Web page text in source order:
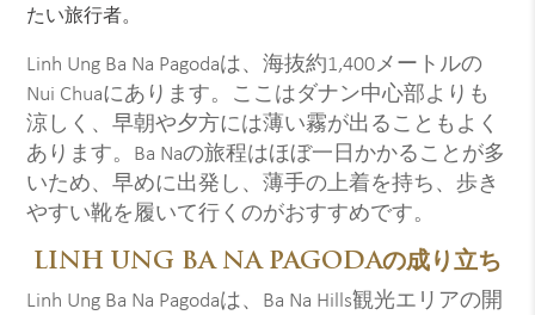
たい旅行者。
Linh Ung Ba Na Pagodaは、海抜約1,400メートルの
Nui Chuaにあります。ここはダナン中心部よりも
涼しく、早朝や夕方には薄い霧が出ることもよく
あります。Ba Naの旅程はほぼ一日かかることが多
いため、早めに出発し、薄手の上着を持ち、歩き
やすい靴を履いて行くのがおすすめです。
LINH UNG BA NA PAGODAの成り立ち
Linh Ung Ba Na Pagodaは、Ba Na Hills観光エリアの開